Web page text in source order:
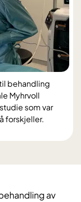
behandling
Myhrvoll
som var
forskjeller.
av